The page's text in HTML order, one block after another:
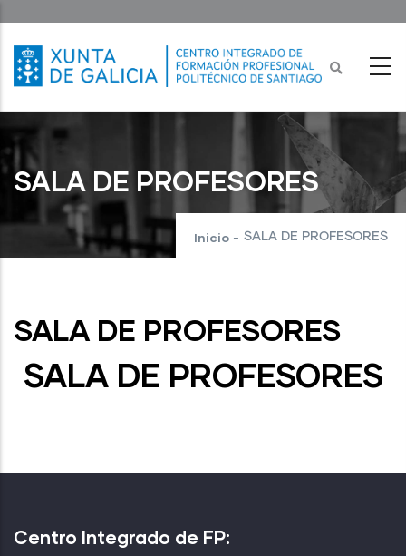
contido
principal
SALA DE PROFESORES
Inicio - SALA DE PROFESORES
SALA DE PROFESORES
SALA DE PROFESORES
Centro Integrado de FP: